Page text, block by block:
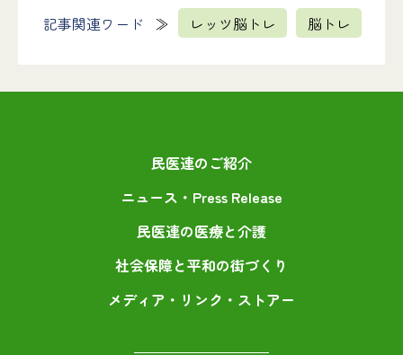
記事関連ワード レッツ脳トレ 脳トレ
民医連のご紹介
ニュース・Press Release
民医連の医療と介護
社会保障と平和の街づくり
メディア・リンク・ストアー